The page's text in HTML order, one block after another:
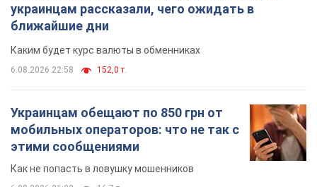
украинцам рассказали, чего ожидать в
ближайшие дни
Каким будет курс валюты в обменниках
6.08.2026 22:58 152,0 т.
Украинцам обещают по 850 грн от
мобильных операторов: что не так с
этими сообщениями
Как не попасть в ловушку мошенников